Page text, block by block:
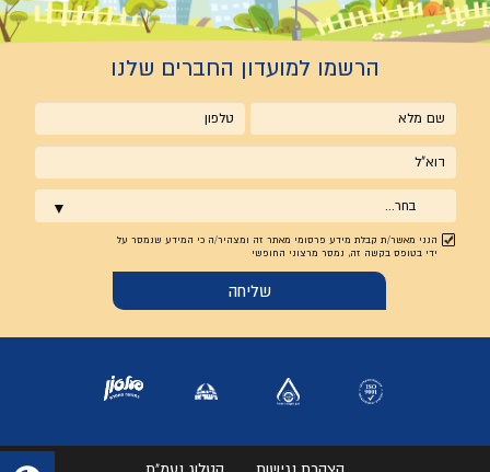
הרשמו למועדון החברים שלנו
שם
מלא
טלפון
אימייל
בחר...
הנני מאשר/ת קבלת מידע פרסומי מאתר זה ומצהיר/ה כי המידע שנמסר על
ידי בטופס בקשה זה, נמסר מרצוני החופשי
הצהרת נגישות קטלוג נעמ"ת